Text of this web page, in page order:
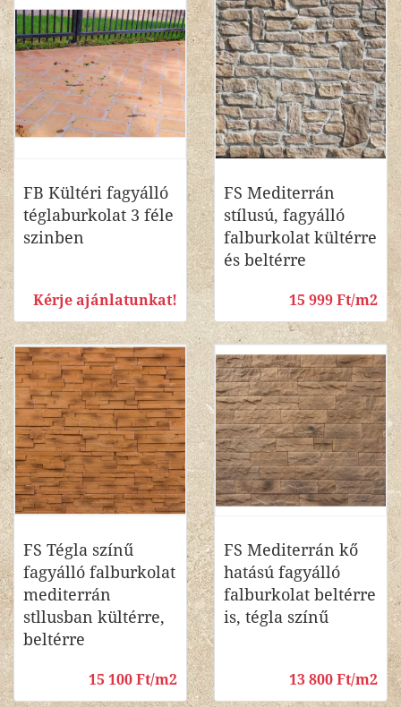
FB Kültéri fagyálló
téglaburkolat 3 féle
szinben
Kérje ajánlatunkat!
FS Mediterrán
stílusú, fagyálló
falburkolat kültérre
és beltérre
15 999 Ft/m2
FS Tégla színű
fagyálló falburkolat
mediterrán
stllusban kültérre,
beltérre
15 100 Ft/m2
FS Mediterrán kő
hatású fagyálló
falburkolat beltérre
is, tégla színű
13 800 Ft/m2